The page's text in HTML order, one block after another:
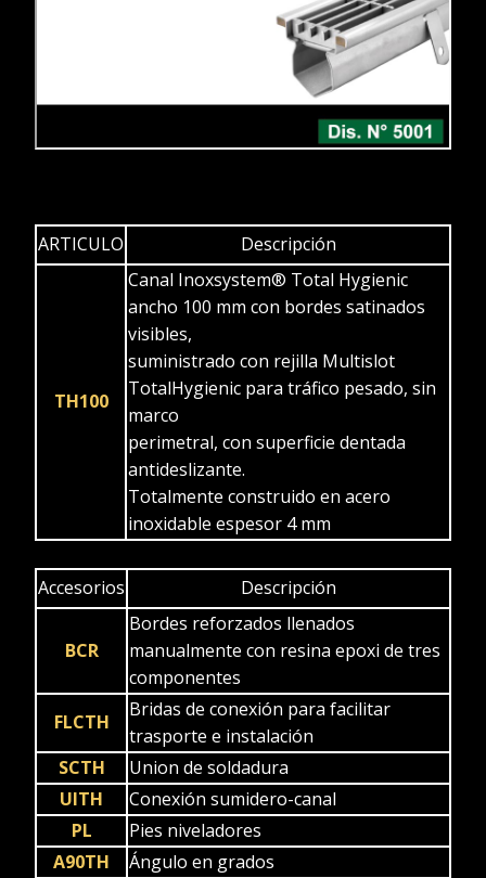
ARTICULO Descripción
TH100
Canal Inoxsystem® Total Hygienic
ancho 100 mm con bordes satinados
visibles,
suministrado con rejilla Multislot
TotalHygienic para tráfico pesado, sin
marco
perimetral, con superficie dentada
antideslizante.
Totalmente construido en acero
inoxidable espesor 4 mm
Accesorios Descripción
BCR
Bordes reforzados llenados
manualmente con resina epoxi de tres
componentes
FLCTH
Bridas de conexión para facilitar
trasporte e instalación
SCTH
Union de soldadura
UITH
Conexión sumidero-canal
PL
Pies niveladores
A90TH
Ángulo en grados